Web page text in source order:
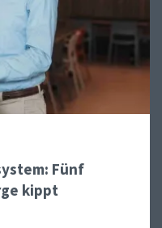
Fünf
kippt